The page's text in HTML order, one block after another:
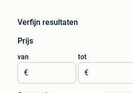
Verfijn resultaten
Prijs
van
€
tot
€